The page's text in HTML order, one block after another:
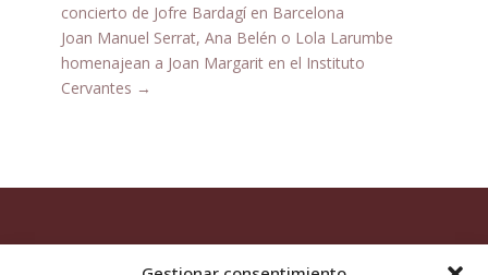
concierto de Jofre Bardagí en Barcelona
Joan Manuel Serrat, Ana Belén o Lola Larumbe
homenajean a Joan Margarit en el Instituto
Cervantes →